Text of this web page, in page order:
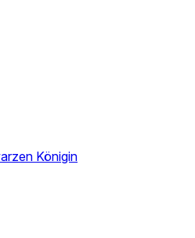
Königin